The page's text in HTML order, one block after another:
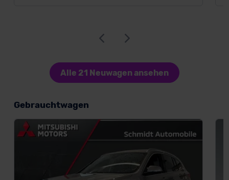
Alle 21 Neuwagen ansehen
Gebrauchtwagen